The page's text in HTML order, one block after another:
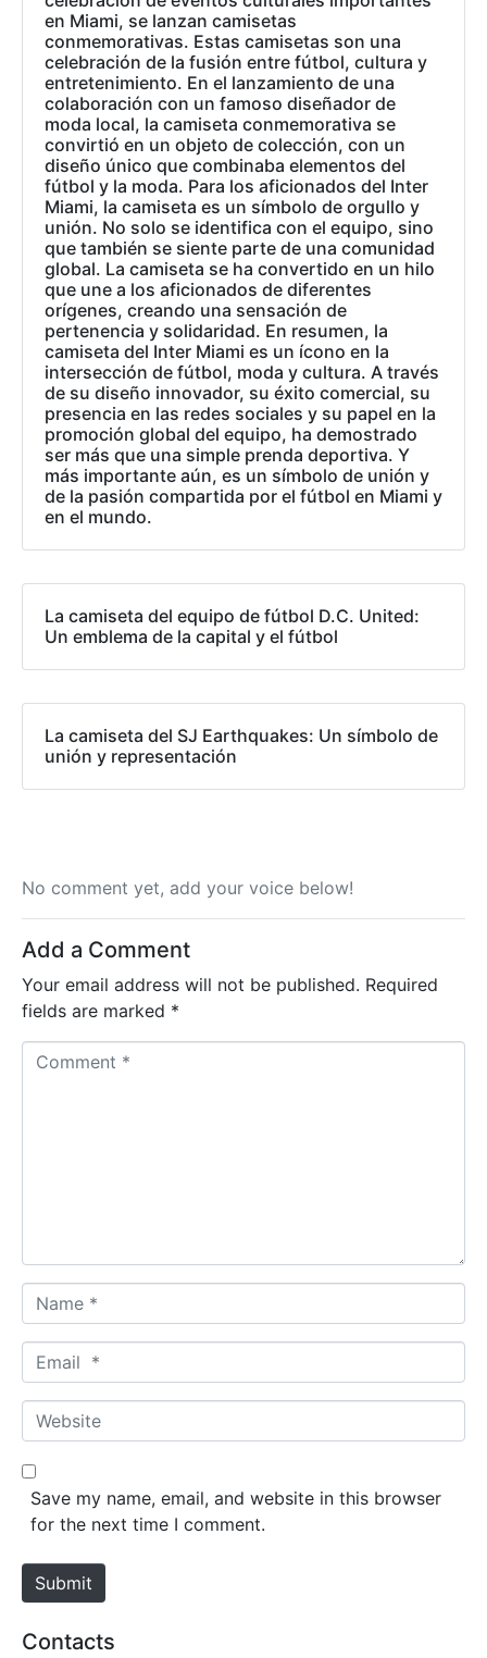
en Miami, se lanzan camisetas
conmemorativas. Estas camisetas son una
celebración de la fusión entre fútbol, cultura y
entretenimiento. En el lanzamiento de una
colaboración con un famoso diseñador de
moda local, la camiseta conmemorativa se
convirtió en un objeto de colección, con un
diseño único que combinaba elementos del
fútbol y la moda. Para los aficionados del Inter
Miami, la camiseta es un símbolo de orgullo y
unión. No solo se identifica con el equipo, sino
que también se siente parte de una comunidad
global. La camiseta se ha convertido en un hilo
que une a los aficionados de diferentes
orígenes, creando una sensación de
pertenencia y solidaridad. En resumen, la
camiseta del Inter Miami es un ícono en la
intersección de fútbol, moda y cultura. A través
de su diseño innovador, su éxito comercial, su
presencia en las redes sociales y su papel en la
promoción global del equipo, ha demostrado
ser más que una simple prenda deportiva. Y
más importante aún, es un símbolo de unión y
de la pasión compartida por el fútbol en Miami y
en el mundo.
La camiseta del equipo de fútbol D.C. United:
Un emblema de la capital y el fútbol
La camiseta del SJ Earthquakes: Un símbolo de
unión y representación
No comment yet, add your voice below!
Add a Comment
Your email address will not be published. Required
fields are marked *
a
m
*
m
a
*
W
e
b
e
Save my name, email, and website in this browser
for the next time I comment.
Submit
Contacts